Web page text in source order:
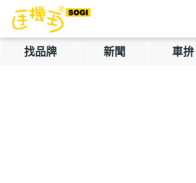
找品牌 新聞 車拚